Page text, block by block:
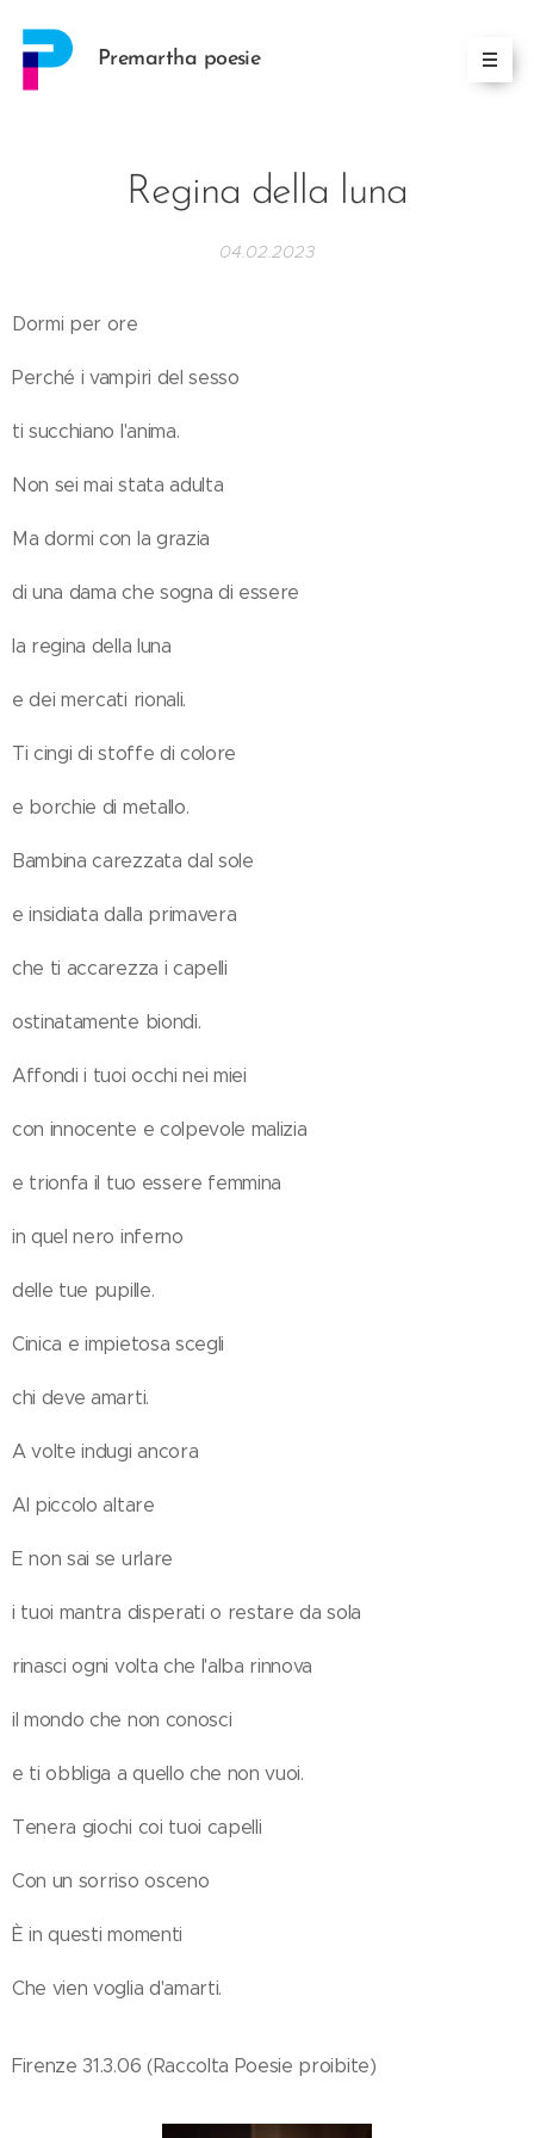
Premartha poesie
Regina della luna
04.02.2023
Dormi per ore
Perché i vampiri del sesso
ti succhiano l'anima.
Non sei mai stata adulta
Ma dormi con la grazia
di una dama che sogna di essere
la regina della luna
e dei mercati rionali.
Ti cingi di stoffe di colore
e borchie di metallo.
Bambina carezzata dal sole
e insidiata dalla primavera
che ti accarezza i capelli
ostinatamente biondi.
Affondi i tuoi occhi nei miei
con innocente e colpevole malizia
e trionfa il tuo essere femmina
in quel nero inferno
delle tue pupille.
Cinica e impietosa scegli
chi deve amarti.
A volte indugi ancora
Al piccolo altare
E non sai se urlare
i tuoi mantra disperati o restare da sola
rinasci ogni volta che l'alba rinnova
il mondo che non conosci
e ti obbliga a quello che non vuoi.
Tenera giochi coi tuoi capelli
Con un sorriso osceno
È in questi momenti
Che vien voglia d'amarti.
Firenze 31.3.06 (Raccolta Poesie proibite)